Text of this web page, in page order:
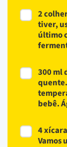
2
tiver,
último
300 ml
bebê.
4
Vamos